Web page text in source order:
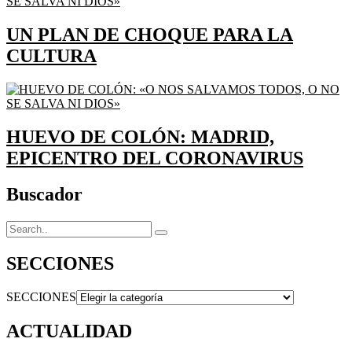
UN PLAN DE CHOQUE PARA LA
CULTURA
HUEVO DE COLÓN: MADRID,
EPICENTRO DEL CORONAVIRUS
Buscador
SECCIONES
SECCIONES
ACTUALIDAD